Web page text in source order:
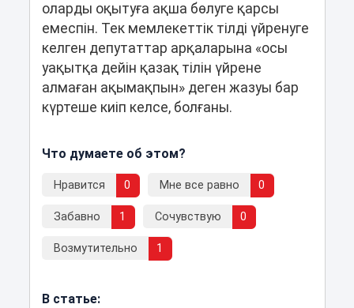
оларды оқытуға ақша бөлуге қарсы
емеспін. Тек мемлекеттік тілді үйренуге
келген депутаттар арқаларына «осы
уақытқа дейін қазақ тілін үйрене
алмаған ақымақпын» деген жазуы бар
күртеше киіп келсе, болғаны.
Что думаете об этом?
Нравится 0 Мне все равно 0
Забавно 1 Сочувствую 0
Возмутительно 1
В статье: